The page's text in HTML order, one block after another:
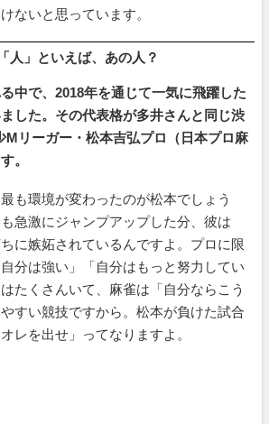
ないと思っています。
人」といえば、あの人？
中で、2018年を通じて一気に飛躍した
した。その代表格が多井さんと同じ渋
リーガー・松本吉弘プロ（日本プロ麻
。
も環境が変わったのが松本でしょう
急激にジャンプアップした分、彼は
に嫉妬されているんですよ。プロに限
分は強い」「自分はもっと努力してい
たくさんいて、麻雀は「自分ならこう
すい競技ですから。松本が負けた試合
レを出せ」ってなりますよ。